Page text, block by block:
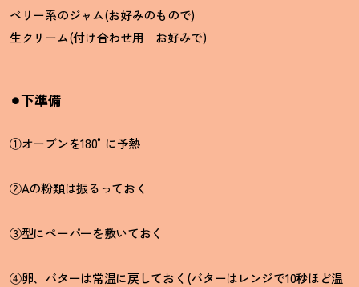
ベリー系のジャム(お好みのもので)
生クリーム(付け合わせ用 お好みで)
⚫︎下準備
①オーブンを180° に予熱
②Aの粉類は振るっておく
③型にペーパーを敷いておく
④卵、バターは常温に戻しておく (バターはレンジで10秒ほど温